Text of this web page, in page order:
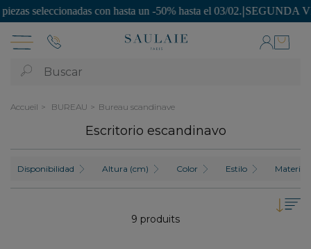
con hasta un -50% hasta el 03/02. |SEGUNDA VIDA:
Buscar
Accueil BUREAU Bureau scandinave
Escritorio escandinavo
Disponibilidad Altura (cm) Color Estilo
9 produits